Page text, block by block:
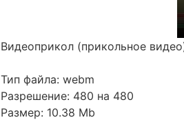
Видеоприкол (прикольное
Тип файла: webm
Разрешение: 480 на 480
Размер: 10.38 Mb